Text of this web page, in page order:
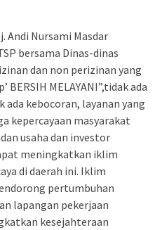
Andi Nursami Masdar
bersama Dinas-dinas
dan non perizinan yang
MELAYANI”,tidak ada
kebocoran, layanan yang
kepercayaan masyarakat
usaha dan investor
meningkatkan iklim
di daerah ini. Iklim
pertumbuhan
lapangan pekerjaan
kesejahteraan